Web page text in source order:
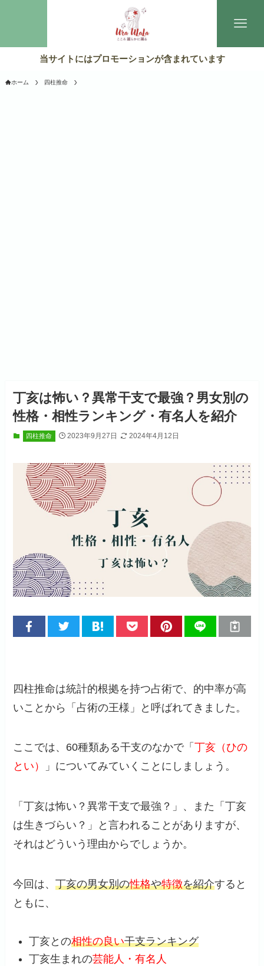
当サイトにはプロモーションが含まれています
ホーム 四柱推命
丁亥は怖い？異常干支で最強？男女別の
性格・相性ランキング・有名人を紹介
四柱推命 2023年9月27日 2024年4月12日
四柱推命は統計的根拠を持つ占術で、的中率が高
いことから「占術の王様」と呼ばれてきました。
ここでは、60種類ある干支のなかで「丁亥（ひの
とい）
」についてみていくことにしましょう。
「丁亥は怖い？異常干支で最強？」、また「丁亥
は生きづらい？」と言われることがありますが、
それはどういう理由からでしょうか。
今回は、丁亥の男女別の性格や特徴を紹介すると
ともに、
丁亥との相性の良い干支ランキング
丁亥生まれの芸能人・有名人